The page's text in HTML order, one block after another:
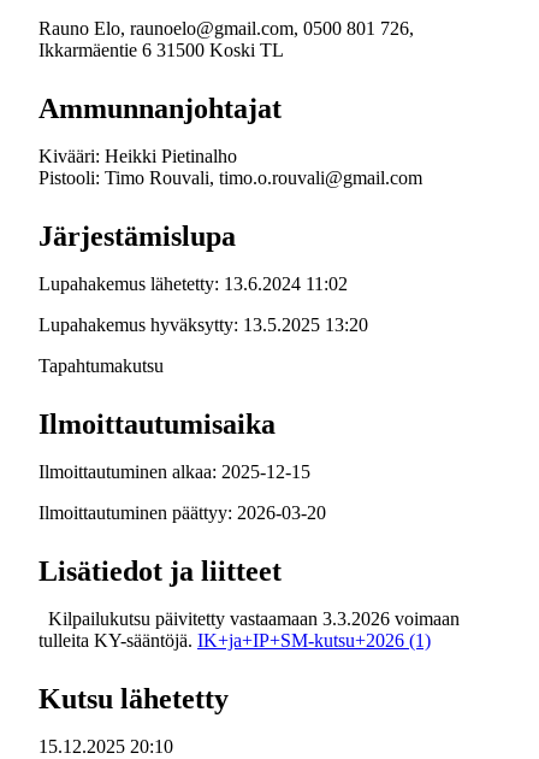
Rauno Elo, raunoelo@gmail.com, 0500 801 726,
Ikkarmäentie 6 31500 Koski TL
Ammunnanjohtajat
Kivääri: Heikki Pietinalho
Pistooli: Timo Rouvali, timo.o.rouvali@gmail.com
Järjestämislupa
Lupahakemus lähetetty: 13.6.2024 11:02
Lupahakemus hyväksytty: 13.5.2025 13:20
Tapahtumakutsu
Ilmoittautumisaika
Ilmoittautuminen alkaa: 2025-12-15
Ilmoittautuminen päättyy: 2026-03-20
Lisätiedot ja liitteet
Kilpailukutsu päivitetty vastaamaan 3.3.2026 voimaan
tulleita KY-sääntöjä. IK+ja+IP+SM-kutsu+2026 (1)
Kutsu lähetetty
15.12.2025 20:10